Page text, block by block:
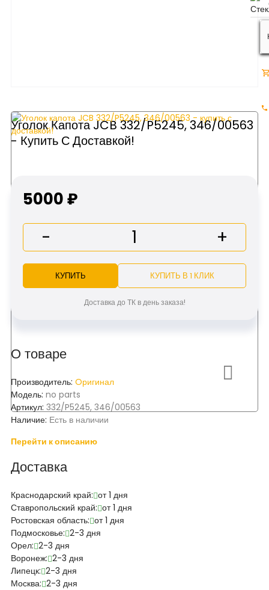
Уголок Капота JCB 332/P5245, 346/00563
- Купить С Доставкой!
О товаре
Производитель: Oригинал
Модель: no parts
Артикул: 332/P5245, 346/00563
Наличие: Есть в наличии
Перейти к описанию
Доставка
Краснодарский край: от 1 дня
Ставропольский край: от 1 дня
Ростовская область: от 1 дня
Подмосковье: 2-3 дня
Орел: 2-3 дня
Воронеж: 2-3 дня
Липецк: 2-3 дня
Москва: 2-3 дня
5000 ₽
- +
КУПИТЬ КУПИТЬ В 1 КЛИК
Доставка до ТК в день заказа!